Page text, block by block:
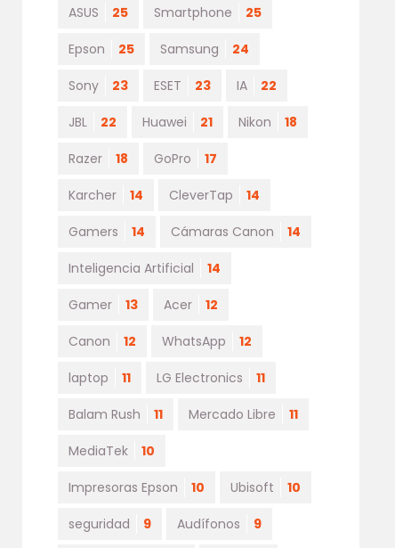
ASUS 25 Smartphone 25
Epson 25 Samsung 24
Sony 23 ESET 23 IA 22
JBL 22 Huawei 21 Nikon 18
Razer 18 GoPro 17
Karcher 14 CleverTap 14
Gamers 14 Cámaras Canon 14
Inteligencia Artificial 14
Gamer 13 Acer 12
Canon 12 WhatsApp 12
laptop 11 LG Electronics 11
Balam Rush 11 Mercado Libre 11
MediaTek 10
Impresoras Epson 10 Ubisoft 10
seguridad 9 Audífonos 9